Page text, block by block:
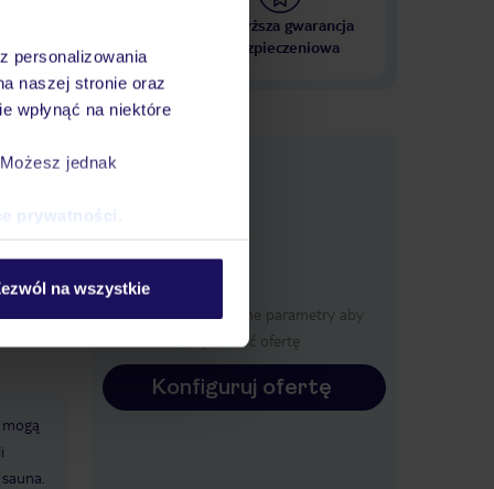
personalizowania
naszej stronie oraz
wpłynąć na niektóre
jednak
prywatności
na wszystkie
krajach
Najwyższa gwarancja
ubezpieczeniowa
Określ poszczególne parametry aby
wyświetlić ofertę
Konfiguruj ofertę